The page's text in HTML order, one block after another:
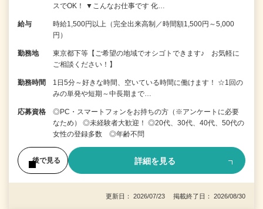
スでOK！ ▼こんなお仕事です 化…
給与
時給1,500円以上（完全出来高制／時間額1,500円～5,000
円）
勤務地
東京都下等【ご希望の地域でオシゴトできます♪ お気軽に
ご相談ください！】
勤務時間
1日5分～好きな時間、空いている時間に働けます！ ☆1回の
みの単発や短期～中長期まで…
応募資格
◎PC・スマートフォンをお持ちの方（※アンケートに必要
なため） ◎未経験者大歓迎！ ◎20代、30代、40代、50代の
女性の登録多数 ◎年齢不問
後で見る 詳細を見る
更新日： 2026/07/23 掲載終了日： 2026/08/30